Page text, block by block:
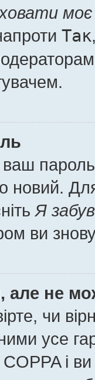
моє
Так
новий.
Я
ви
але не
чи
усе
і